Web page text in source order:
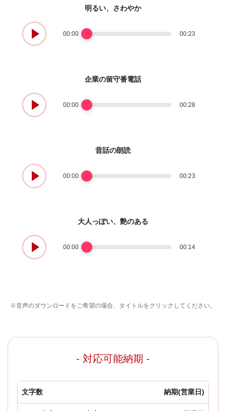
明るい、さわやか
00:00 00:23
企業の留守番電話
00:00 00:28
昔話の朗読
00:00 00:23
大人っぽい、艶のある
00:00 00:14
※音声のダウンロードをご希望の場合、タイトルをクリックしてください。
- 対応可能納期 -
文字数 納期(営業日)